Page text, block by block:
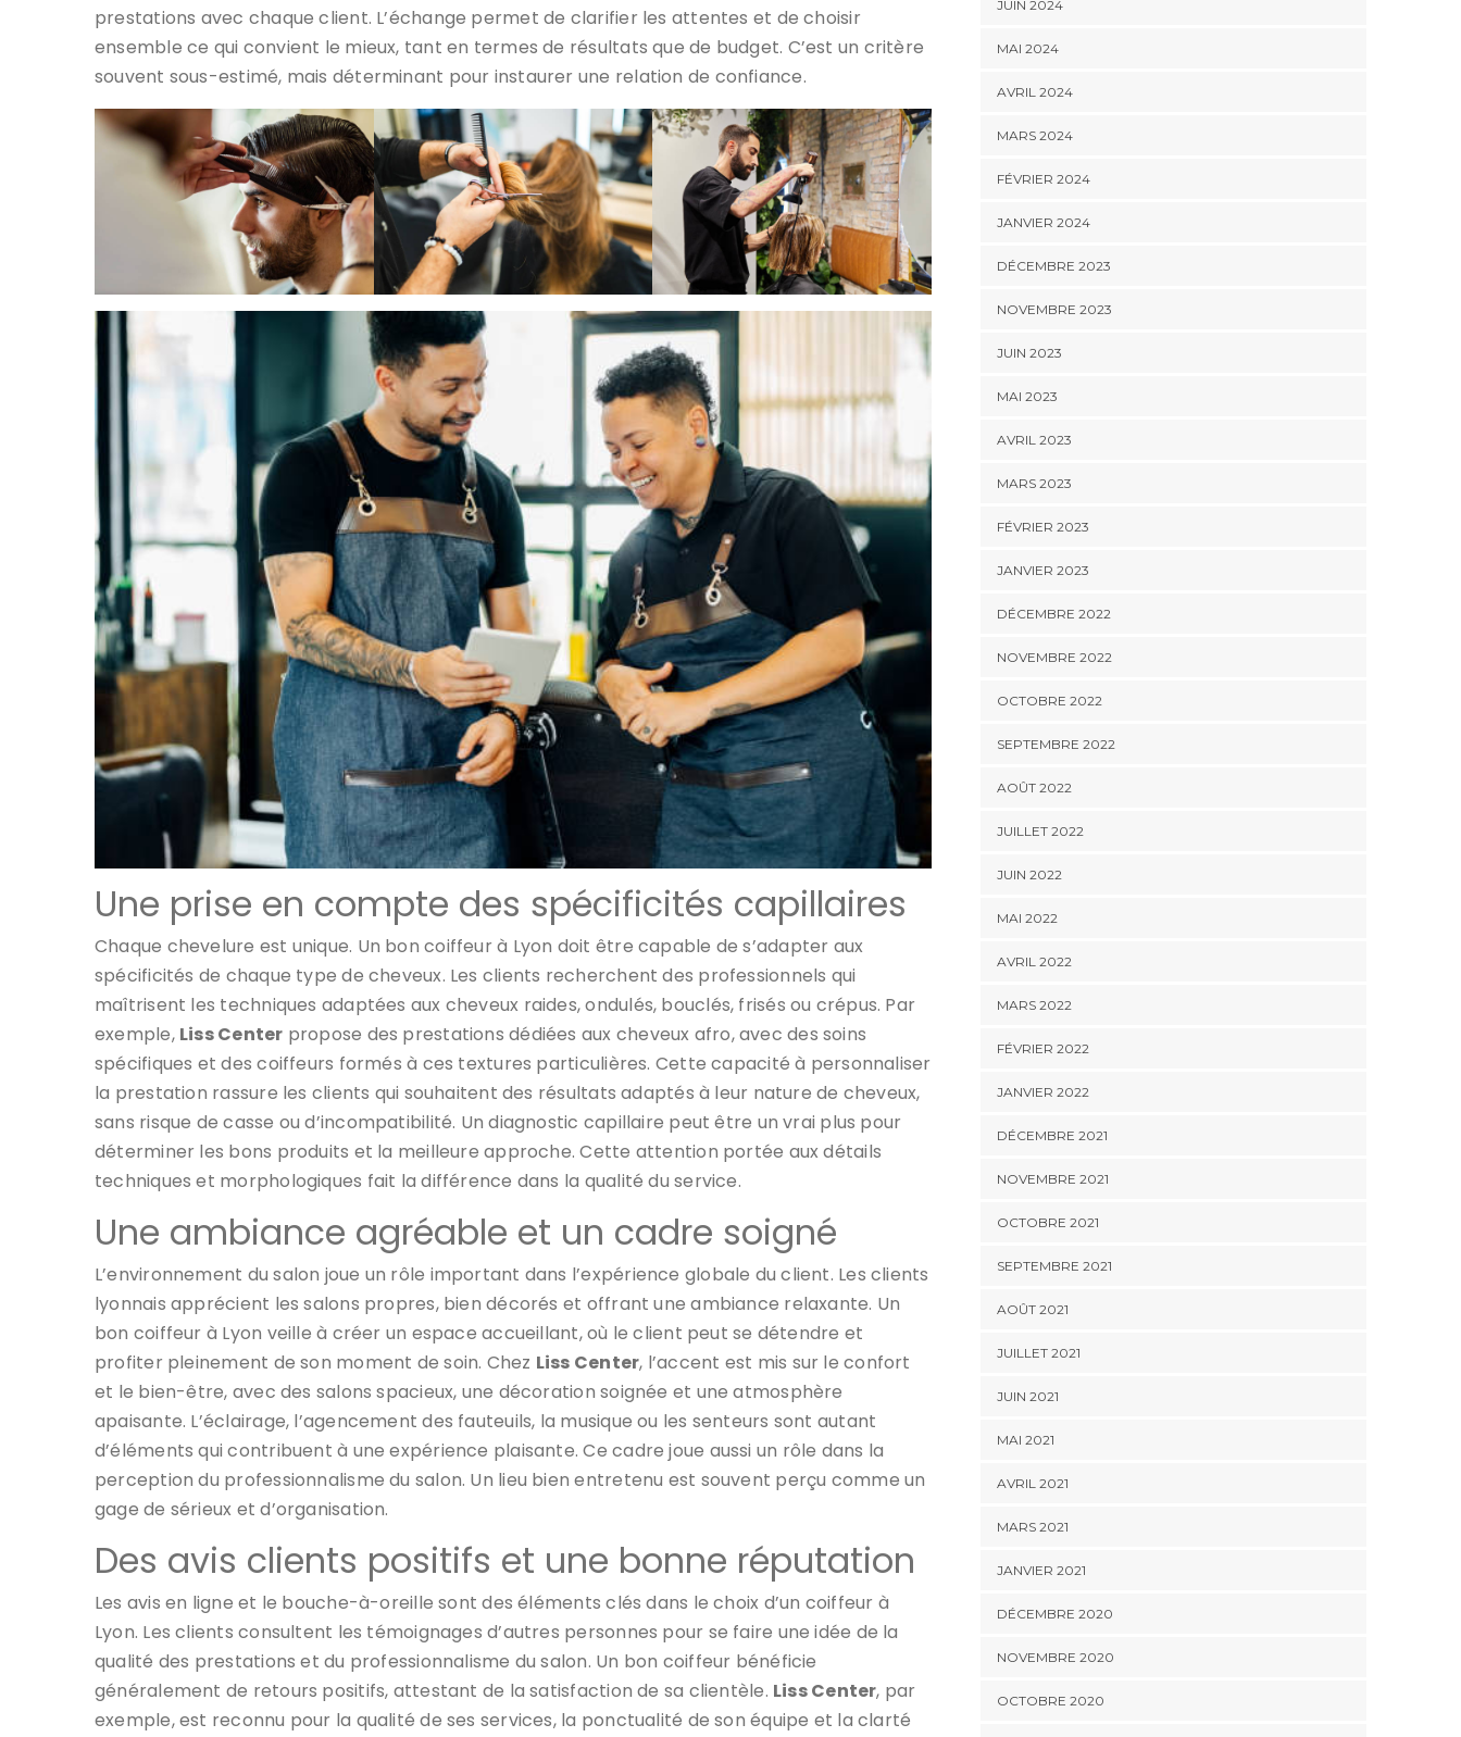
prestations avec chaque client. L’échange permet de clarifier les attentes et de choisir
ensemble ce qui convient le mieux, tant en termes de résultats que de budget. C’est un critère
souvent sous-estimé, mais déterminant pour instaurer une relation de confiance.
Une prise en compte des spécificités capillaires
Chaque chevelure est unique. Un bon coiffeur à Lyon doit être capable de s’adapter aux
spécificités de chaque type de cheveux. Les clients recherchent des professionnels qui
maîtrisent les techniques adaptées aux cheveux raides, ondulés, bouclés, frisés ou crépus. Par
exemple, Liss Center propose des prestations dédiées aux cheveux afro, avec des soins
spécifiques et des coiffeurs formés à ces textures particulières. Cette capacité à personnaliser
la prestation rassure les clients qui souhaitent des résultats adaptés à leur nature de cheveux,
sans risque de casse ou d’incompatibilité. Un diagnostic capillaire peut être un vrai plus pour
déterminer les bons produits et la meilleure approche. Cette attention portée aux détails
techniques et morphologiques fait la différence dans la qualité du service.
Une ambiance agréable et un cadre soigné
L’environnement du salon joue un rôle important dans l’expérience globale du client. Les clients
lyonnais apprécient les salons propres, bien décorés et offrant une ambiance relaxante. Un
bon coiffeur à Lyon veille à créer un espace accueillant, où le client peut se détendre et
profiter pleinement de son moment de soin. Chez Liss Center, l’accent est mis sur le confort
et le bien-être, avec des salons spacieux, une décoration soignée et une atmosphère
apaisante. L’éclairage, l’agencement des fauteuils, la musique ou les senteurs sont autant
d’éléments qui contribuent à une expérience plaisante. Ce cadre joue aussi un rôle dans la
perception du professionnalisme du salon. Un lieu bien entretenu est souvent perçu comme un
gage de sérieux et d’organisation.
Des avis clients positifs et une bonne réputation
Les avis en ligne et le bouche-à-oreille sont des éléments clés dans le choix d’un coiffeur à
Lyon. Les clients consultent les témoignages d’autres personnes pour se faire une idée de la
qualité des prestations et du professionnalisme du salon. Un bon coiffeur bénéficie
généralement de retours positifs, attestant de la satisfaction de sa clientèle. Liss Center, par
exemple, est reconnu pour la qualité de ses services, la ponctualité de son équipe et la clarté
JUIN 2024
MAI 2024
AVRIL 2024
MARS 2024
FÉVRIER 2024
JANVIER 2024
DÉCEMBRE 2023
NOVEMBRE 2023
JUIN 2023
MAI 2023
AVRIL 2023
MARS 2023
FÉVRIER 2023
JANVIER 2023
DÉCEMBRE 2022
NOVEMBRE 2022
OCTOBRE 2022
SEPTEMBRE 2022
AOÛT 2022
JUILLET 2022
JUIN 2022
MAI 2022
AVRIL 2022
MARS 2022
FÉVRIER 2022
JANVIER 2022
DÉCEMBRE 2021
NOVEMBRE 2021
OCTOBRE 2021
SEPTEMBRE 2021
AOÛT 2021
JUILLET 2021
JUIN 2021
MAI 2021
AVRIL 2021
MARS 2021
JANVIER 2021
DÉCEMBRE 2020
NOVEMBRE 2020
OCTOBRE 2020